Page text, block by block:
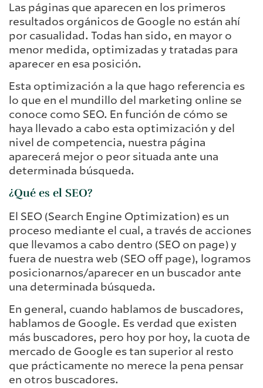
Las páginas que aparecen en los primeros
resultados orgánicos de Google no están ahí
por casualidad. Todas han sido, en mayor o
menor medida, optimizadas y tratadas para
aparecer en esa posición.
Esta optimización a la que hago referencia es
lo que en el mundillo del marketing online se
conoce como SEO. En función de cómo se
haya llevado a cabo esta optimización y del
nivel de competencia, nuestra página
aparecerá mejor o peor situada ante una
determinada búsqueda.
¿Qué es el SEO?
El SEO (Search Engine Optimization) es un
proceso mediante el cual, a través de acciones
que llevamos a cabo dentro (SEO on page) y
fuera de nuestra web (SEO off page), logramos
posicionarnos/aparecer en un buscador ante
una determinada búsqueda.
En general, cuando hablamos de buscadores,
hablamos de Google. Es verdad que existen
más buscadores, pero hoy por hoy, la cuota de
mercado de Google es tan superior al resto
que prácticamente no merece la pena pensar
en otros buscadores.